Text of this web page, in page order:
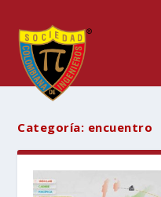
Categoría: encuentro